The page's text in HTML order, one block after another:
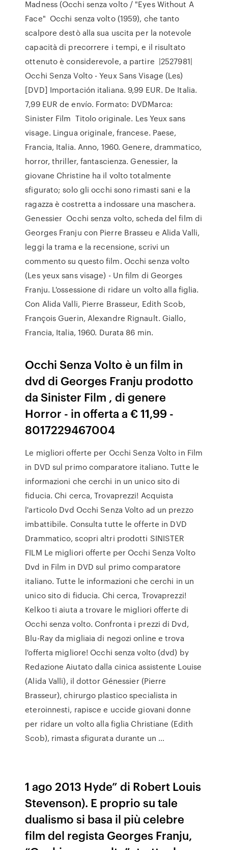
Madness (Occhi senza volto / "Eyes Without A
Face" Occhi senza volto (1959), che tanto
scalpore destò alla sua uscita per la notevole
capacità di precorrere i tempi, e il risultato
ottenuto è considerevole, a partire |2527981|
Occhi Senza Volto - Yeux Sans Visage (Les)
[DVD] Importación italiana. 9,99 EUR. De Italia.
7,99 EUR de envío. Formato: DVDMarca:
Sinister Film Titolo originale. Les Yeux sans
visage. Lingua originale, francese. Paese,
Francia, Italia. Anno, 1960. Genere, drammatico,
horror, thriller, fantascienza. Genessier, la
giovane Christine ha il volto totalmente
sfigurato; solo gli occhi sono rimasti sani e la
ragazza è costretta a indossare una maschera.
Genessier Occhi senza volto, scheda del film di
Georges Franju con Pierre Brasseu e Alida Valli,
leggi la trama e la recensione, scrivi un
commento su questo film. Occhi senza volto
(Les yeux sans visage) - Un film di Georges
Franju. L'ossessione di ridare un volto alla figlia.
Con Alida Valli, Pierre Brasseur, Edith Scob,
François Guerin, Alexandre Rignault. Giallo,
Francia, Italia, 1960. Durata 86 min.
Occhi Senza Volto è un film in
dvd di Georges Franju prodotto
da Sinister Film , di genere
Horror - in offerta a € 11,99 -
8017229467004
Le migliori offerte per Occhi Senza Volto in Film
in DVD sul primo comparatore italiano. Tutte le
informazioni che cerchi in un unico sito di
fiducia. Chi cerca, Trovaprezzi! Acquista
l'articolo Dvd Occhi Senza Volto ad un prezzo
imbattibile. Consulta tutte le offerte in DVD
Drammatico, scopri altri prodotti SINISTER
FILM Le migliori offerte per Occhi Senza Volto
Dvd in Film in DVD sul primo comparatore
italiano. Tutte le informazioni che cerchi in un
unico sito di fiducia. Chi cerca, Trovaprezzi!
Kelkoo ti aiuta a trovare le migliori offerte di
Occhi senza volto. Confronta i prezzi di Dvd,
Blu-Ray da migliaia di negozi online e trova
l'offerta migliore! Occhi senza volto (dvd) by
Redazione Aiutato dalla cinica assistente Louise
(Alida Valli), il dottor Génessier (Pierre
Brasseur), chirurgo plastico specialista in
eteroinnesti, rapisce e uccide giovani donne
per ridare un volto alla figlia Christiane (Edith
Scob), rimasta sfigurata durante un …
1 ago 2013 Hyde” di Robert Louis
Stevenson). E proprio su tale
dualismo si basa il più celebre
film del regista Georges Franju,